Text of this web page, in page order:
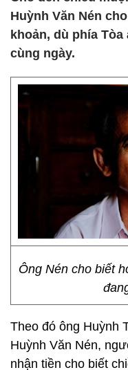
Huỳnh Văn Nén
khoản, dù phía
cùng ngày.
Ông Nén cho biết
Theo đó ông Huỳnh
Huỳnh Văn Nén,
nhận tiền cho biết